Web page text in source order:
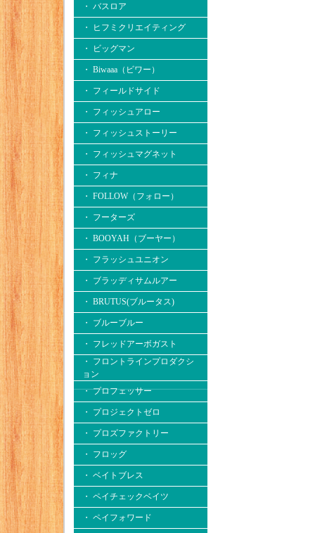
・ バスロア
・ ヒフミクリエイティング
・ ビッグマン
・ Biwaaa（ビワー）
・ フィールドサイド
・ フィッシュアロー
・ フィッシュストーリー
・ フィッシュマグネット
・ フィナ
・ FOLLOW（フォロー）
・ フーターズ
・ BOOYAH（ブーヤー）
・ フラッシュユニオン
・ ブラッディサムルアー
・ BRUTUS(ブルータス)
・ ブルーブルー
・ フレッドアーボガスト
・ フロントラインプロダクシ
ョン
・ プロフェッサー
・ プロジェクトゼロ
・ プロズファクトリー
・ フロッグ
・ ベイトブレス
・ ペイチェックベイツ
・ ペイフォワード